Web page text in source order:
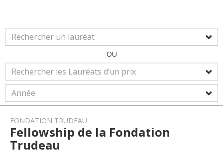
OU
FONDATION TRUDEAU
Fellowship de la Fondation
Trudeau